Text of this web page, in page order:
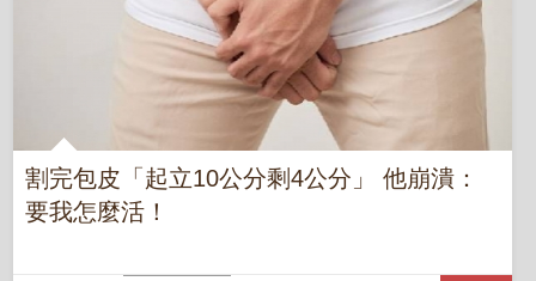
割完包皮「起立10公分剩4公分」 他崩潰：
要我怎麼活！